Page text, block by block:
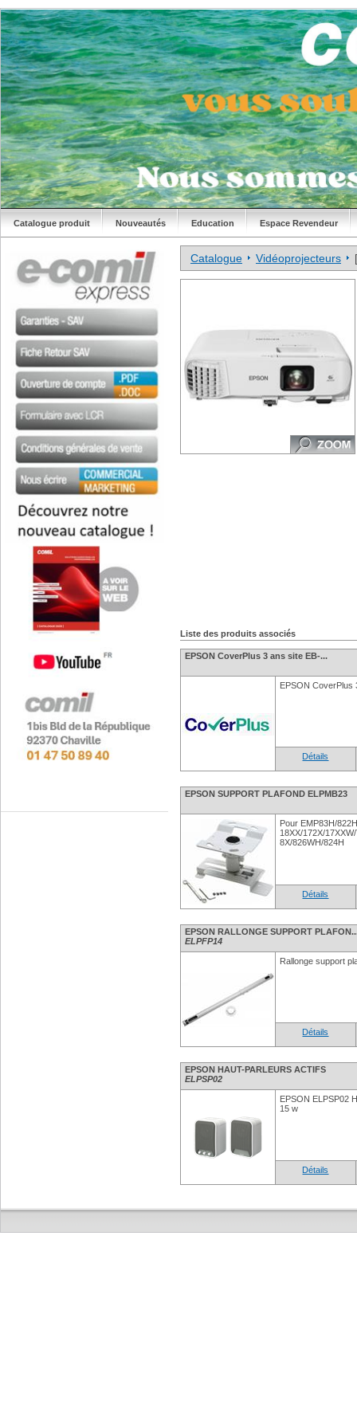
Catalogue produit Nouveautés Education Espace Revendeur
Catalogue Vidéoprojecteurs
Liste des produits associés
EPSON CoverPlus 3 ans site EB-...
EPSON CoverPlus
Détails
EPSON SUPPORT PLAFOND ELPMB23
Pour EMP83H/
18XX/172X/
8X/826WH/824H
Détails
EPSON RALLONGE SUPPORT
ELPFP14
Rallonge support
Détails
EPSON HAUT-PARLEURS ACTIFS
ELPSP02
EPSON ELPSP02
15 w
Détails